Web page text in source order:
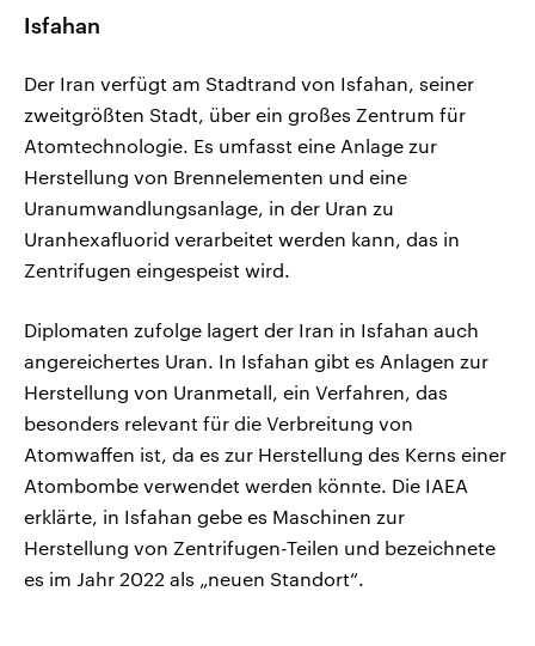
Isfahan
Der Iran verfügt am Stadtrand von Isfahan, seiner
zweitgrößten Stadt, über ein großes Zentrum für
Atomtechnologie. Es umfasst eine Anlage zur
Herstellung von Brennelementen und eine
Uranumwandlungsanlage, in der Uran zu
Uranhexafluorid verarbeitet werden kann, das in
Zentrifugen eingespeist wird.
Diplomaten zufolge lagert der Iran in Isfahan auch
angereichertes Uran. In Isfahan gibt es Anlagen zur
Herstellung von ‌Uranmetall, ein Verfahren, das
besonders relevant für die Verbreitung ‌von
Atomwaffen ist, da es zur Herstellung des Kerns einer
Atombombe verwendet werden könnte. Die IAEA
erklärte, in Isfahan gebe es Maschinen zur
Herstellung von Zentrifugen-Teilen und bezeichnete
es im Jahr 2022 als „neuen Standort“.